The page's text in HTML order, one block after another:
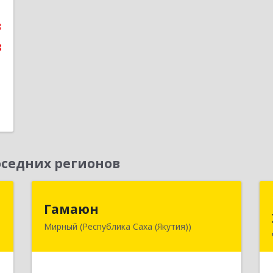
регионов
Гамаюн
Мирный (Республика Саха (Якутия))
678170, Саха /Якутия/ Респ,